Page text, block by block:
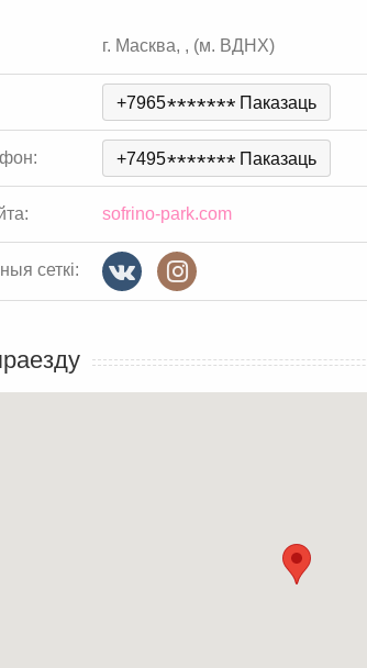
г. Масква, , (м. ВДНХ)
+7965******* Паказаць
+7495******* Паказаць
sofrino-park.com
сеткі: